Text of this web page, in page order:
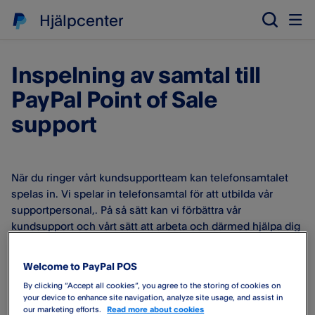
Hjälpcenter
Inspelning av samtal till
PayPal Point of Sale
support
När du ringer vårt kundsupportteam kan telefonsamtalet
spelas in. Vi spelar in telefonsamtal för att utbilda vår
supportpersonal,. På så sätt kan vi förbättra vår
kundsupport och vårt sätt att arbeta och därmed hjälpa dig
Inspelade telefonsamtal lagras i upp till 90 dagar, men vi
kan behålla inspelningarna i upp till två (2) år för
bedrägeriutredningar.
Welcome to PayPal POS
By clicking “Accept all cookies”, you agree to the storing of cookies on
your device to enhance site navigation, analyze site usage, and assist in
our marketing efforts.
Read more about cookies